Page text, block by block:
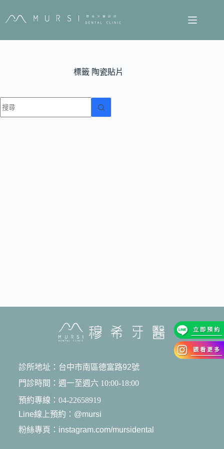
標籤 陶瓷貼片
診所地址：台中市南區德富路92號
門診時間：週一至週六 10:00-18:00
預約專線：04-22658919
Line線上預約：@mursi
粉絲專頁：instagram.com/mursidental